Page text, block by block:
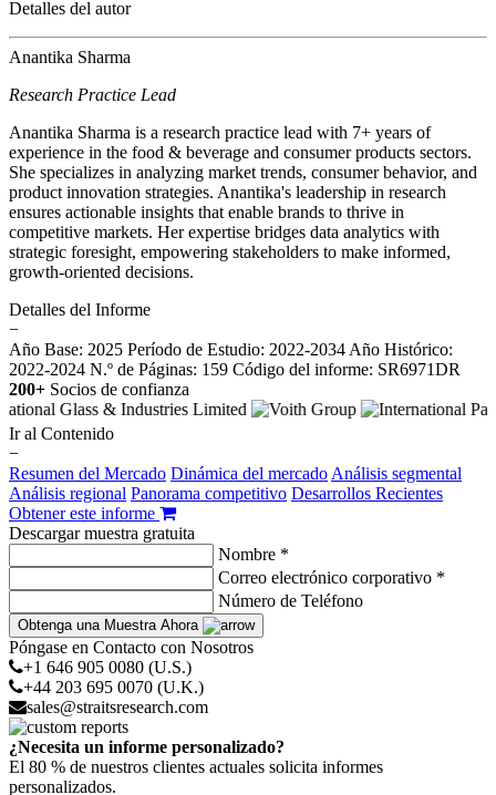
Detalles del autor
Anantika Sharma
Research Practice Lead
Anantika Sharma is a research practice lead with 7+ years of
experience in the food & beverage and consumer products sectors.
She specializes in analyzing market trends, consumer behavior, and
product innovation strategies. Anantika's leadership in research
ensures actionable insights that enable brands to thrive in
competitive markets. Her expertise bridges data analytics with
strategic foresight, empowering stakeholders to make informed,
growth-oriented decisions.
Detalles del Informe
−
Año Base: 2025 Período de Estudio: 2022-2034 Año Histórico:
2022-2024 N.º de Páginas: 159 Código del informe: SR6971DR
200+ Socios de confianza
Ir al Contenido
−
Resumen del Mercado Dinámica del mercado Análisis segmental
Análisis regional Panorama competitivo Desarrollos Recientes
Obtener este informe
Descargar muestra gratuita
Nombre *
Correo electrónico corporativo *
Número de Teléfono
Obtenga una Muestra Ahora
Póngase en Contacto con Nosotros
+1 646 905 0080 (U.S.)
+44 203 695 0070 (U.K.)
sales@straitsresearch.com
¿Necesita un informe personalizado?
El 80 % de nuestros clientes actuales solicita informes
personalizados.